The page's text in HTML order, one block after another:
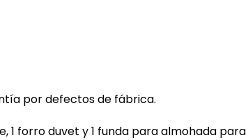
por defectos de fábrica.
1 forro duvet y 1 funda para almohada